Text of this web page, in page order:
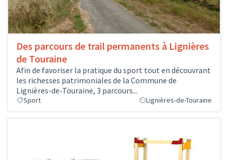
Des parcours de trail permanents à Lignières
de Touraine
Afin de favoriser la pratique du sport tout en découvrant
les richesses patrimoniales de la Commune de
Lignières-de-Touraine, 3 parcours...
Sport Lignières-de-Touraine